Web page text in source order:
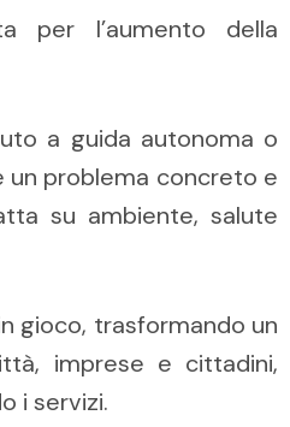
per l’aumento della
a guida autonoma o
un problema concreto e
su ambiente, salute
gioco, trasformando un
imprese e cittadini,
i servizi.